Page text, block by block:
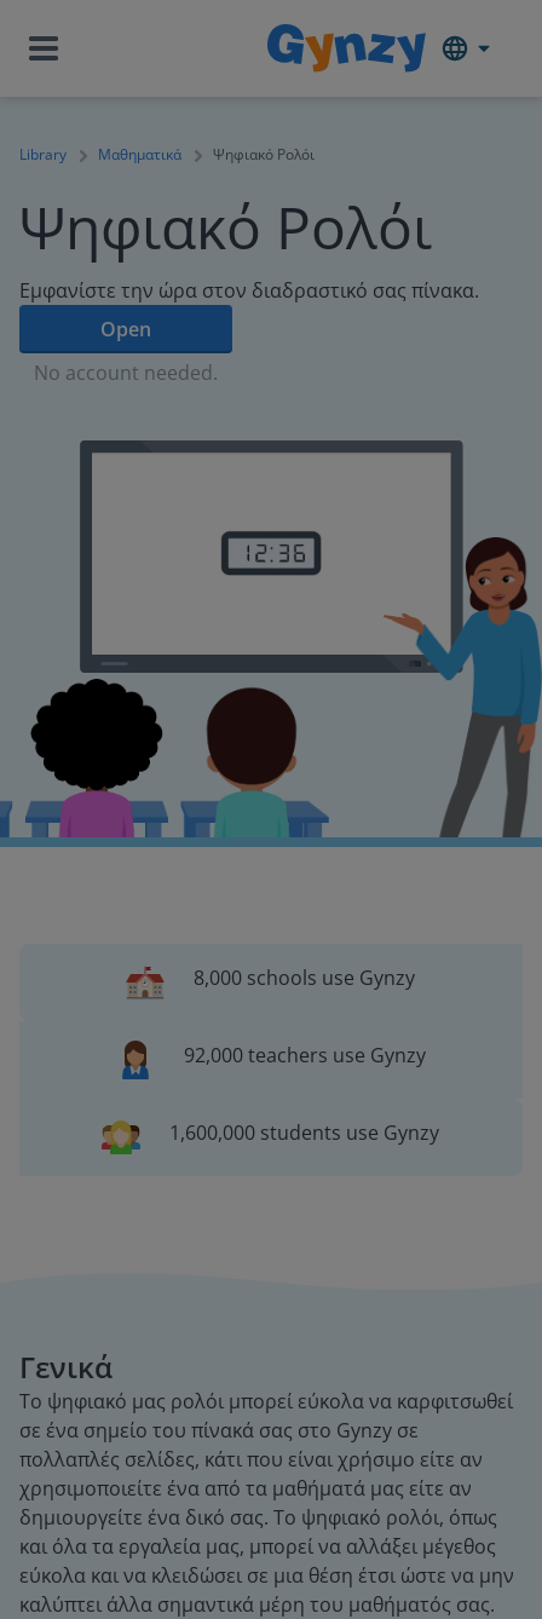
Library Μαθηματικά Ψηφιακό Ρολόι
Ψηφιακό Ρολόι
Εμφανίστε την ώρα στον διαδραστικό σας πίνακα.
Open
No account needed.
8,000 schools use Gynzy
92,000 teachers use Gynzy
1,600,000 students use Gynzy
Γενικά
Το ψηφιακό μας ρολόι μπορεί εύκολα να καρφιτσωθεί
σε ένα σημείο του πίνακά σας στο Gynzy σε
πολλαπλές σελίδες, κάτι που είναι χρήσιμο είτε αν
χρησιμοποιείτε ένα από τα μαθήματά μας είτε αν
δημιουργείτε ένα δικό σας. Το ψηφιακό ρολόι, όπως
και όλα τα εργαλεία μας, μπορεί να αλλάξει μέγεθος
εύκολα και να κλειδώσει σε μια θέση έτσι ώστε να μην
καλύπτει άλλα σημαντικά μέρη του μαθήματός σας.